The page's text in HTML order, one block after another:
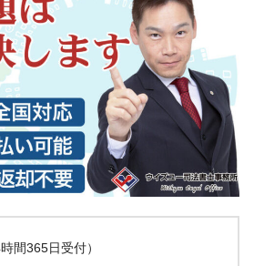
間365日受付）